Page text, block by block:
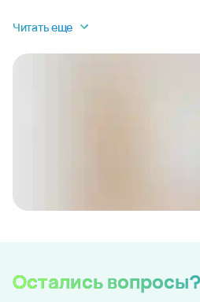
Читать еще
Остались вопросы?